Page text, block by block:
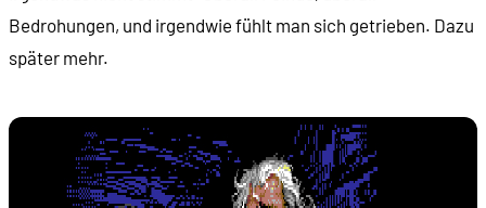
Bedrohungen, und irgendwie fühlt man sich getrieben. Dazu
später mehr.